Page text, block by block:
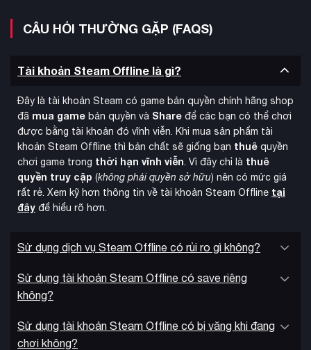
Silent Hill 2 Remake không chỉ là một trò chơi kinh dị – đây là
một
kiệt tác nghệ thuật
về tâm lý con người. Với cốt
truyện sâu sắc, những ẩn ý và biểu tượng phức tạp, game
vẫn giữ nguyên sức hút sau hơn 20 năm. Phiên bản làm lại
này đã thành công trong việc tôn vinh tinh thần nguyên tác,
đồng thời mang đến trải nghiệm hiện đại phù hợp với thế hệ
game thủ mới.
CÂU HỎI THƯỜNG GẶP (FAQS)
Tài khoản Steam Offline là gì?
Đây là tài khoản Steam có game bản quyền chính hãng shop
đã mua game bản quyền và Share để các bạn có thể chơi
được bằng tài khoản đó vĩnh viễn. Khi mua sản phẩm tài
khoản Steam Offline thì bản chất sẽ giống bạn thuê quyền
chơi game trong thời hạn vĩnh viễn. Vì đây chỉ là thuê
quyền truy cập (không phải quyền sở hữu) nên có mức giá
rất rẻ. Xem kỹ hơn thông tin về tài khoản Steam Offline tại
đây để hiểu rõ hơn.
Sử dụng dịch vụ Steam Offline có rủi ro gì không?
Sử dụng tài khoản Steam Offline có save riêng
không?
Sử dụng tài khoản Steam Offline có bị văng khi đang
chơi không?